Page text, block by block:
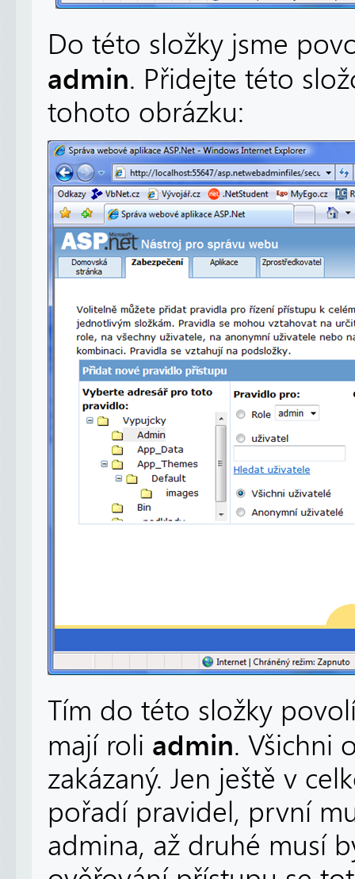
Do této složky jsme
admin. Přidejte této
tohoto obrázku:
Tím do této složky
mají roli admin. Všichni
zakázaný. Jen ještě v
pořadí pravidel, první
admina, až druhé musí